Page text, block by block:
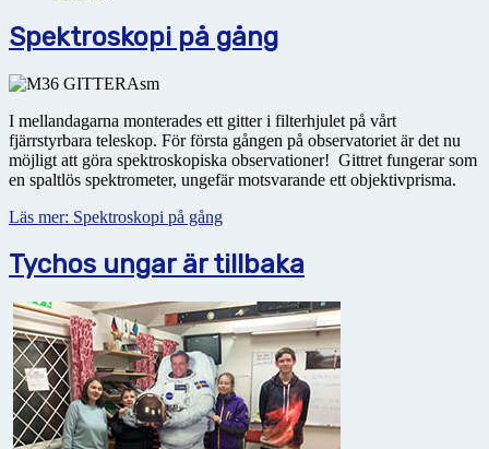
Spektroskopi på gång
I mellandagarna monterades ett gitter i filterhjulet på vårt
fjärrstyrbara teleskop. För första gången på observatoriet är det nu
möjligt att göra spektroskopiska observationer! Gittret fungerar som
en spaltlös spektrometer, ungefär motsvarande ett objektivprisma.
Läs mer: Spektroskopi på gång
Tychos ungar är tillbaka